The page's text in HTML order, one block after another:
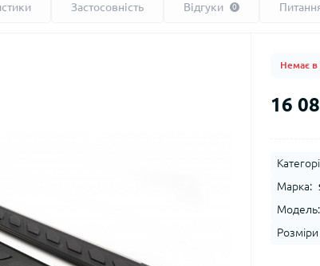
Застосовність Відгуки 0
Немає в
16
Марка:
Модель: